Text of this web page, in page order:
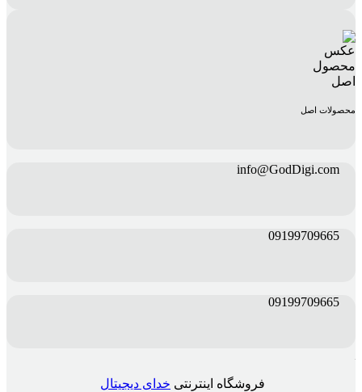
محصولات اصل
info@GodDigi.com
09199709665
09199709665
فروشگاه اینترنتی خدای دیجیتال